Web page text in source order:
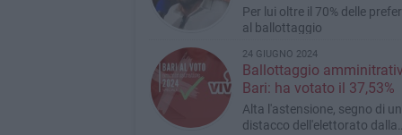
Per lui oltre il 70% delle
al ballottaggio
24 GIUGNO 2024
Ballottaggio
Bari: ha votato il 37,53%
Alta l'astensione, segno di un
distacco dell'elettorato dalla